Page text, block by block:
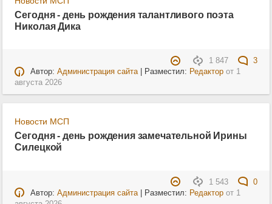
Сегодня - день рождения талантливого поэта
Николая Дика
1 847
3
Автор: Администрация сайта| Разместил: Редакторот 1
августа 2026
Новости МСП
Сегодня - день рождения замечательной Ирины
Силецкой
1 543
0
Автор: Администрация сайта| Разместил: Редакторот 1